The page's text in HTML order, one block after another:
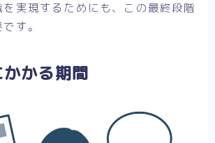
実現するためにも、この最終段階
す。
かる期間